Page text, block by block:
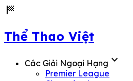
sports_score
Thể Thao Việt
Các Giải Ngoại Hạng expand_more
Premier League